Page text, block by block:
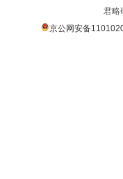
君略
京公网安备